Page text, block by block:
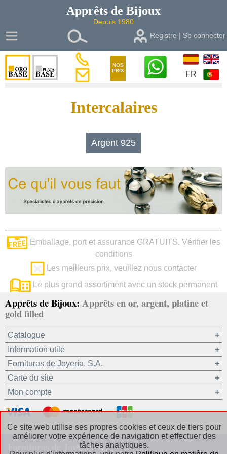
Apprêts de Bijoux
Depuis 1980
Registre | Se connecter
NOS
PRIX
FR
Intercalaires
Argent 925
Emballage, port et assurance GRATUITS. Vérifier les
conditions
Les meilleurs prix, veuillez nous contacter
Le plus grand assortiment avec un stock permanent
Apprêts de Bijoux: Apprêts en or, argent, platine et
gold filled
Catalogue
Or 750/1000
Or 375/1000
Platine 950/1000
Argent 925
Gold filled 14/20
Autres matériaux
Les Chaînes Argent
Les Chaînes Gold filled
Information utile
Fornituras de Joyería, S.A.
Notre société
Conditions générales de vente
Confidentialité de vos données
Politique en matière de cookies
Contact / Où trouver nos coordonnées
Questions fréquentes
Carte du site
Mon compte
Registre / Se connecter
Récupérer le mot de passe
Fornituras de Joyería, S.A.
Ce site web utilise ses propres cookies et ceux de tiers pour
améliorer votre expérience de navigation et effectuer des
tâches analytiques.